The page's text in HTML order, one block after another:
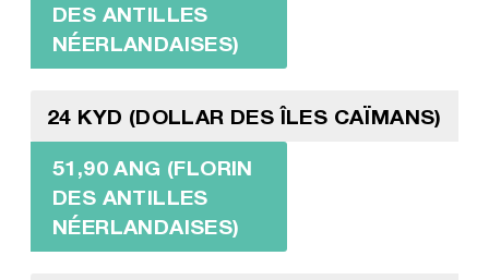
DES ANTILLES
NÉERLANDAISES)
24 KYD (DOLLAR DES ÎLES CAÏMANS)
51,90 ANG (FLORIN
DES ANTILLES
NÉERLANDAISES)